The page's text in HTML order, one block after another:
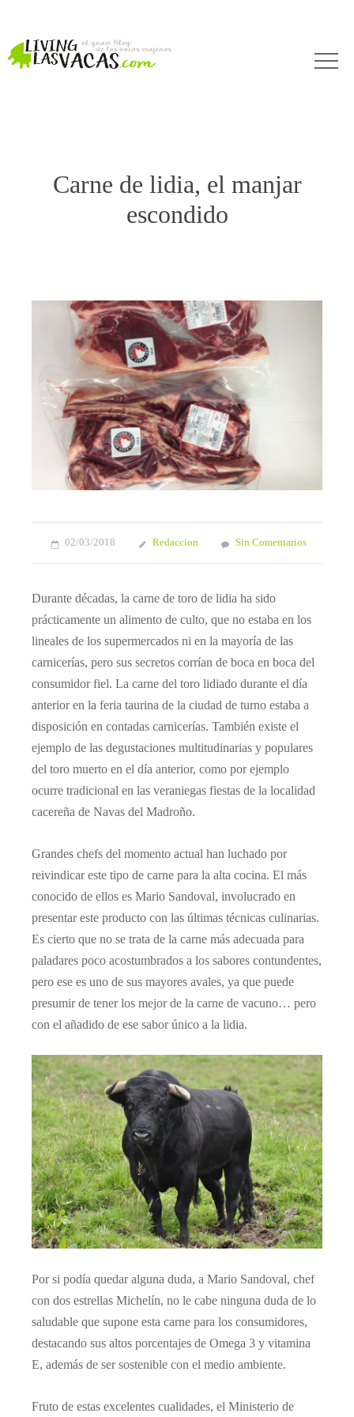
Carne de lidia, el manjar
escondido
02/03/2018 Redaccion Sin Comentarios
Durante décadas, la carne de toro de lidia ha sido
prácticamente un alimento de culto, que no estaba en los
lineales de los supermercados ni en la mayoría de las
carnicerías, pero sus secretos corrían de boca en boca del
consumidor fiel. La carne del toro lidiado durante el día
anterior en la feria taurina de la ciudad de turno estaba a
disposición en contadas carnicerías. También existe el
ejemplo de las degustaciones multitudinarias y populares
del toro muerto en el día anterior, como por ejemplo
ocurre tradicional en las veraniegas fiestas de la localidad
cacereña de Navas del Madroño.
Grandes chefs del momento actual han luchado por
reivindicar este tipo de carne para la alta cocina. El más
conocido de ellos es Mario Sandoval, involucrado en
presentar este producto con las últimas técnicas culinarias.
Es cierto que no se trata de la carne más adecuada para
paladares poco acostumbrados a los sabores contundentes,
pero ese es uno de sus mayores avales, ya que puede
presumir de tener los mejor de la carne de vacuno… pero
con el añadido de ese sabor único a la lidia.
Por si podía quedar alguna duda, a Mario Sandoval, chef
con dos estrellas Michelín, no le cabe ninguna duda de lo
saludable que supone esta carne para los consumidores,
destacando sus altos porcentajes de Omega 3 y vitamina
E, además de ser sostenible con el medio ambiente.
Fruto de estas excelentes cualidades, el Ministerio de